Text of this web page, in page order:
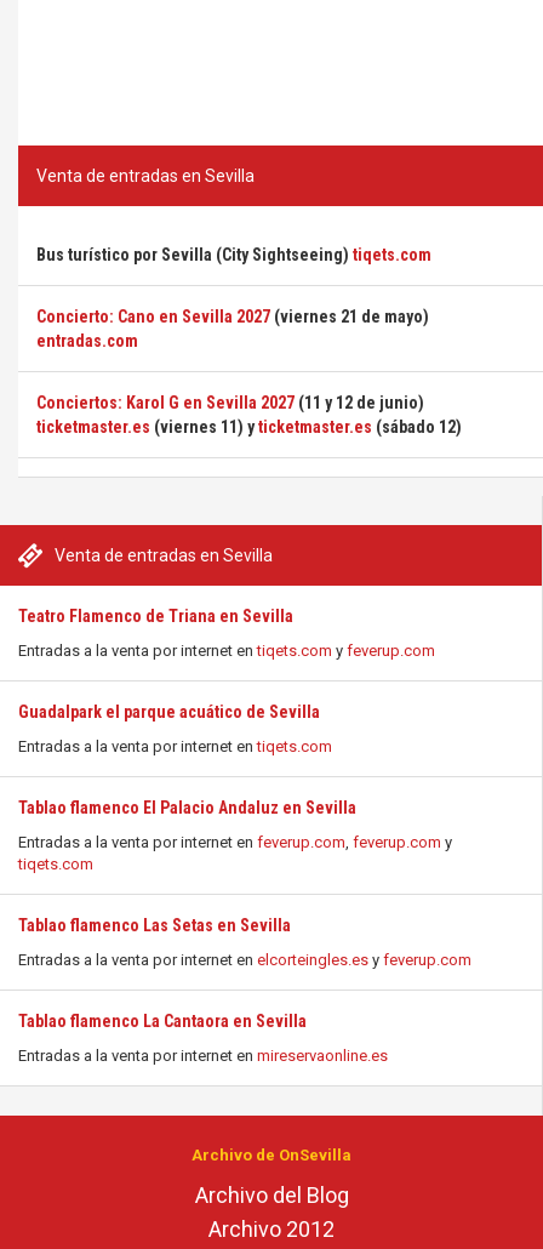
Venta de entradas en Sevilla
Teatro Flamenco de Triana en Sevilla
Entradas a la venta por internet entiqets.com y feverup.com
Guadalpark el parque acuático de Sevilla
Entradas a la venta por internet entiqets.com
Tablao flamenco El Palacio Andaluz en Sevilla
Entradas a la venta por internet en feverup.com, feverup.com y
tiqets.com
Tablao flamenco Las Setas en Sevilla
Entradas a la venta por internet en elcorteingles.es y feverup.com
Tablao flamenco La Cantaora en Sevilla
Entradas a la venta por internet en mireservaonline.es
Venta de entradas en Sevilla
Bus turístico por Sevilla (City Sightseeing) tiqets.com
Concierto: Cano en Sevilla 2027 (viernes 21 de mayo)
entradas.com
Conciertos: Karol G en Sevilla 2027 (11 y 12 de junio)
ticketmaster.es (viernes 11) yticketmaster.es (sábado 12)
Archivo de OnSevilla
Archivo del Blog
Archivo 2012